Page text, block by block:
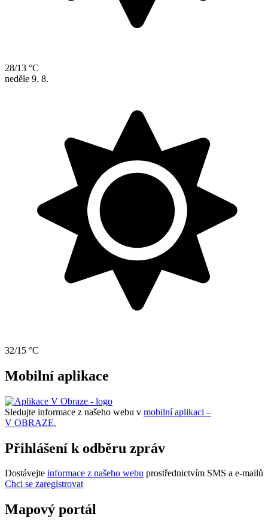
28/13 °C
neděle 9. 8.
32/15 °C
Mobilní aplikace
Sledujte informace z našeho webu v mobilní aplikaci –
V OBRAZE.
Přihlášení k odběru zpráv
Dostávejte informace z našeho webu prostřednictvím SMS a e-mailů
Chci se zaregistrovat
Mapový portál